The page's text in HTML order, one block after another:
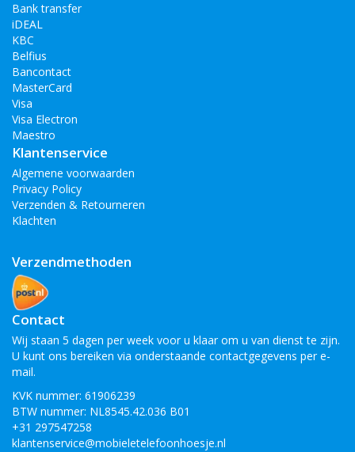
Bank transfer
iDEAL
KBC
Belfius
Bancontact
MasterCard
Visa
Visa Electron
Maestro
Klantenservice
Algemene voorwaarden
Privacy Policy
Verzenden & Retourneren
Klachten
Verzendmethoden
Contact
Wij staan 5 dagen per week voor u klaar om u van dienst te zijn.
U kunt ons bereiken via onderstaande contactgegevens per e-
mail.
KVK nummer: 61906239
BTW nummer: NL8545.42.036 B01
+31 297547258
klantenservice@mobieletelefoonhoesje.nl